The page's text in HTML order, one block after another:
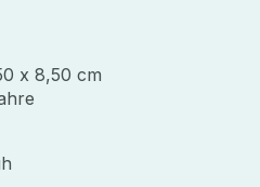
x 8,50 cm